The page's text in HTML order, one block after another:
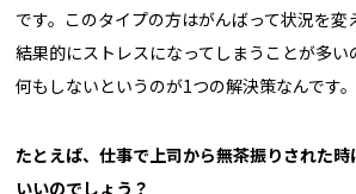
です。このタイプの方はがんばって状況を変
結果的にストレスになってしまうことが多い
何もしないというのが1つの解決策なんです。
たとえば、仕事で上司から無茶振りされた
いいのでしょう？